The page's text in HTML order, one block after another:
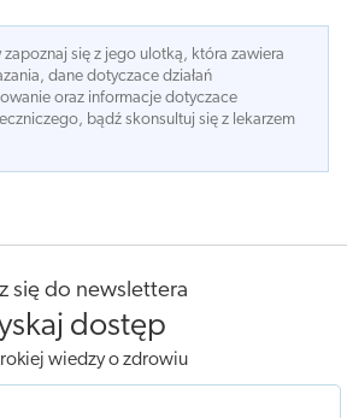
się z jego ulotką, która zawiera
dane dotyczace działań
oraz informacje dotyczace
bądź skonsultuj się z lekarzem
się do newslettera
dostęp
wiedzy o zdrowiu